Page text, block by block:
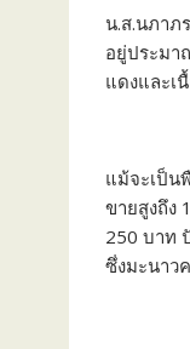
น.ส.นภาภ
อยู่ประมา
แดงและเ
แม้จะเป็น
ขายสูงถึง
250 บาท
ซึ่งมะนาว